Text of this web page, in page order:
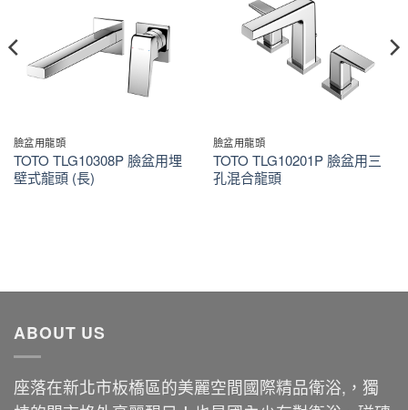
臉盆用龍頭
TOTO TLG10308P 臉盆用埋
壁式龍頭 (長)
臉盆用龍頭
TOTO TLG10201P 臉盆用三
孔混合龍頭
ABOUT US
座落在新北市板橋區的美麗空間國際精品衛浴,，獨